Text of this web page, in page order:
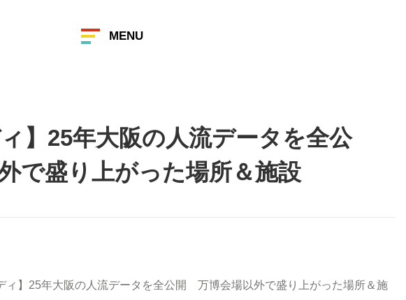
MENU
ィ】25年大阪の人流データを全公
で盛り上がった場所＆施設
ィ】25年大阪の人流データを全公開 万博会場以外で盛り上がった場所＆施